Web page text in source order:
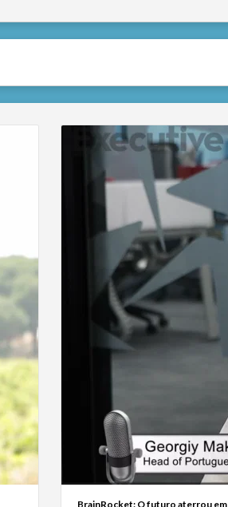
BrainRocket: O futuro aterrou em